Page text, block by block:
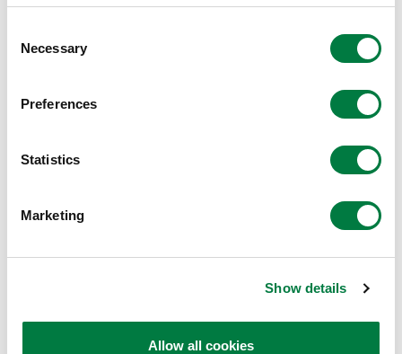
Selection
Necessary
Preferences
Statistics
Marketing
Show details
Allow all cookies
ハイミラン®
ト）
ストラクトボンド®